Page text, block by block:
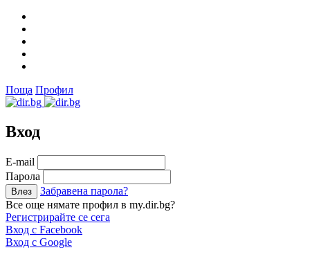
Поща Профил
Вход
Е-mail
Парола
Забравена парола?
Все още нямате профил в my.dir.bg?
Регистрирайте се сега
Вход с Facebook
Вход с Google